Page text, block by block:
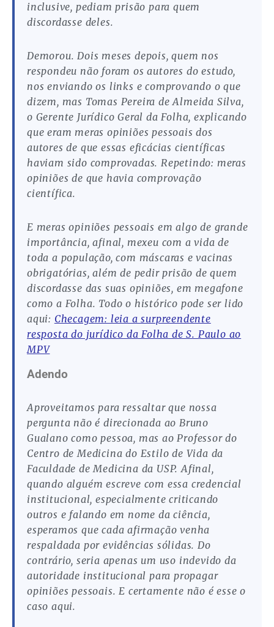
inclusive, pediam prisão para quem
discordasse deles.
Demorou. Dois meses depois, quem nos
respondeu não foram os autores do estudo,
nos enviando os links e comprovando o que
dizem, mas Tomas Pereira de Almeida Silva,
o Gerente Jurídico Geral da Folha, explicando
que eram meras opiniões pessoais dos
autores de que essas eficácias científicas
haviam sido comprovadas. Repetindo: meras
opiniões de que havia comprovação
científica.
E meras opiniões pessoais em algo de grande
importância, afinal, mexeu com a vida de
toda a população, com máscaras e vacinas
obrigatórias, além de pedir prisão de quem
discordasse das suas opiniões, em megafone
como a Folha. Todo o histórico pode ser lido
aqui: Checagem: leia a surpreendente
resposta do jurídico da Folha de S. Paulo ao
MPV
Adendo
Aproveitamos para ressaltar que nossa
pergunta não é direcionada ao Bruno
Gualano como pessoa, mas ao Professor do
Centro de Medicina do Estilo de Vida da
Faculdade de Medicina da USP. Afinal,
quando alguém escreve com essa credencial
institucional, especialmente criticando
outros e falando em nome da ciência,
esperamos que cada afirmação venha
respaldada por evidências sólidas. Do
contrário, seria apenas um uso indevido da
autoridade institucional para propagar
opiniões pessoais. E certamente não é esse o
caso aqui.